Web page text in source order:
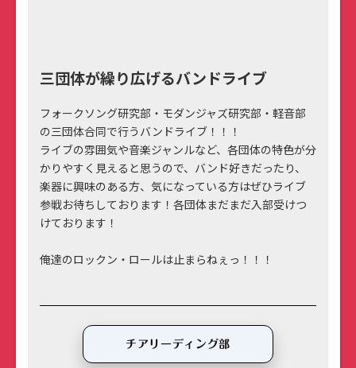
三団体が繰り広げるバンドライブ
フォークソング研究部・モダンジャズ研究部・軽音部
の三団体合同で行うバンドライブ！！！
ライブの雰囲気や音楽ジャンルなど、各団体の特色が分
かりやすく見えると思うので、バンド好きだったり、
楽器に興味のある方、気になっている方はぜひライブ
参戦お待ちしております！各団体まだまだ入部受けつ
けております！
俺達のロックン・ロールは止まらねぇっ！！！
チアリーディング部